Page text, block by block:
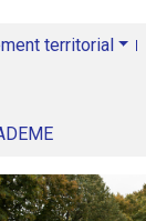
territorial